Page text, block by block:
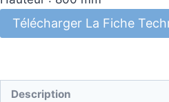
Télécharger La Fiche
Description